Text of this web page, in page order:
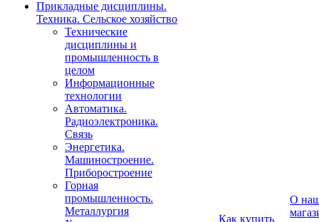
Прикладные дисциплины.
Техника. Сельское хозяйство
Технические
дисциплины и
промышленность в
целом
Информационные
технологии
Автоматика.
Радиоэлектроника.
Связь
Энергетика.
Машиностроение.
Приборостроение
Горная
промышленность.
Металлургия
Как купить
О